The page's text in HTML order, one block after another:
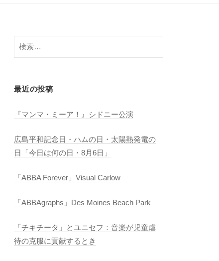
検
索:
最近の投稿
『マンマ・ミーア！』シドニー公演
広島平和記念日・ハムの日・太陽熱発電の
日「今日は何の日・8月6日」
「ABBA Forever」Visual Carlow
「ABBAgraphs」Des Moines Beach Park
「チキチータ」とユニセフ：音楽が児童虐
待の克服に貢献するとき